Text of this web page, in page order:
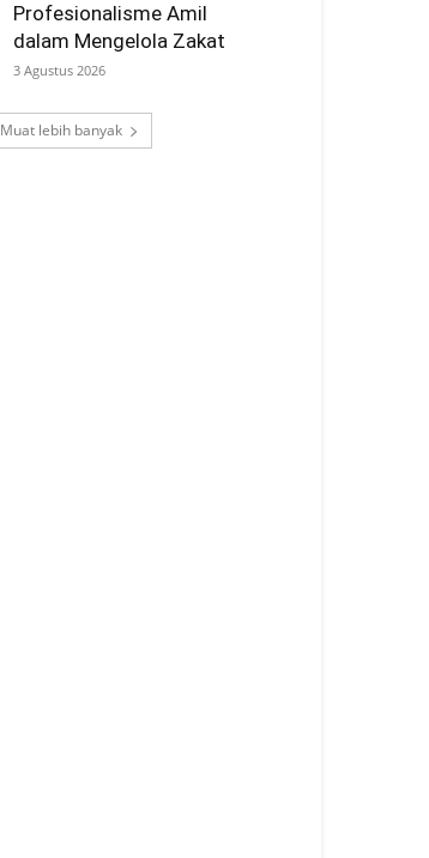
Profesionalisme Amil
dalam Mengelola Zakat
3 Agustus 2026
Muat lebih banyak